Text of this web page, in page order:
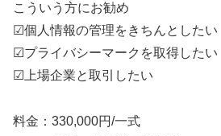
こういう方にお勧め
☑個人情報の管理をきちんとしたい
☑プライバシーマークを取得したい
☑上場企業と取引したい
料金：330,000円/一式